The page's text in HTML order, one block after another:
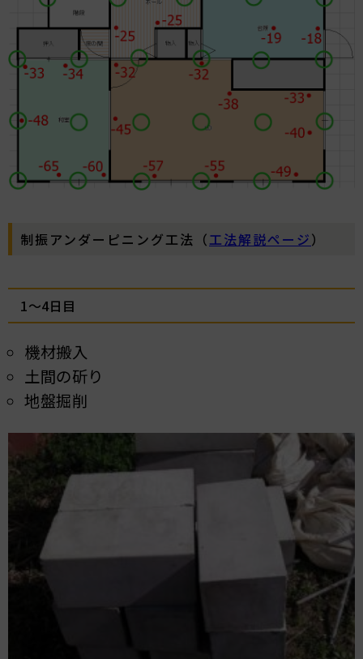
制振アンダーピニング工法（工法解説ページ）
1～4日目
機材搬入
土間の斫り
地盤掘削